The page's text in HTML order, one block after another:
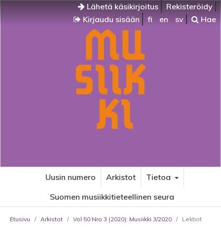
Lähetä käsikirjoitus
Rekisteröidy
Kirjaudu sisään
fi en sv Hae
Uusin numero Arkistot
Tietoa
Suomen musiikkitieteellinen seura
Etusivu / Arkistot / Vol 50 Nro 3 (2020): Musiikki 3/2020 / Lektiot